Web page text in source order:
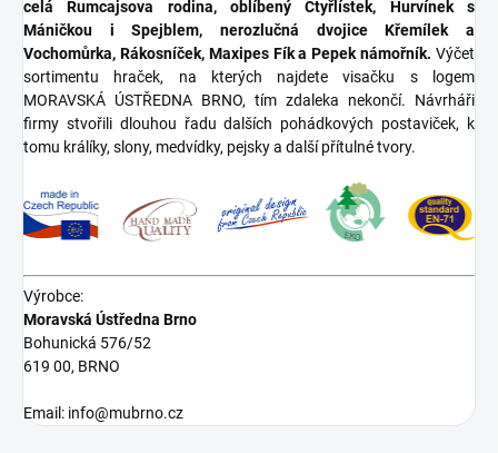
celá Rumcajsova rodina, oblíbený Čtyřlístek, Hurvínek s
Máničkou i Spejblem, nerozlučná dvojice Křemílek a
Vochomůrka, Rákosníček, Maxipes Fík a Pepek námořník. Výčet
sortimentu hraček, na kterých najdete visačku s logem
MORAVSKÁ ÚSTŘEDNA BRNO, tím zdaleka nekončí. Návrháři
firmy stvořili dlouhou řadu dalších pohádkových postaviček, k
tomu králíky, slony, medvídky, pejsky a další přítulné tvory.
Výrobce:
Moravská Ústředna Brno
Bohunická 576/52
619 00, BRNO
Email: info@mubrno.cz